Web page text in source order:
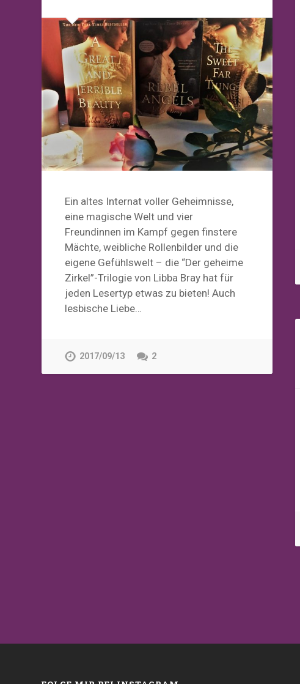
Ein altes Internat voller Geheimnisse,
eine magische Welt und vier
Freundinnen im Kampf gegen finstere
Mächte, weibliche Rollenbilder und die
eigene Gefühlswelt – die “Der geheime
Zirkel”-Trilogie von Libba Bray hat für
jeden Lesertyp etwas zu bieten! Auch
lesbische Liebe…
2017/09/13 2